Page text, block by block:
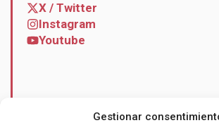
Gestionar
X / Twitter
Instagram
Youtube